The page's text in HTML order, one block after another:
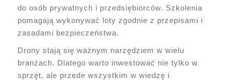
do osób prywatnych i przedsiębiorców. Szkolenia
pomagają wykonywać loty zgodnie z przepisami i
zasadami bezpieczeństwa.
Drony stają się ważnym narzędziem w wielu
branżach. Dlatego warto inwestować nie tylko w
sprzęt, ale przede wszystkim w wiedzę i